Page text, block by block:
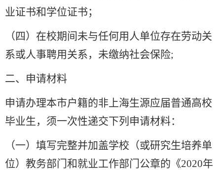
业证书和学位证书；
（四）在校期间未与任何用人单位存在劳动关
系或人事聘用关系，未缴纳社会保险;
二、申请材料
申请办理本市户籍的非上海生源应届普通高校
毕业生，须一次性递交下列申请材料：
（一）填写完整并加盖学校（或研究生培养单
位）教务部门和就业工作部门公章的《2020年